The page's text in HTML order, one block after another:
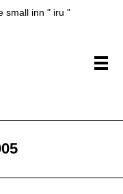
small inn " iru "
メ